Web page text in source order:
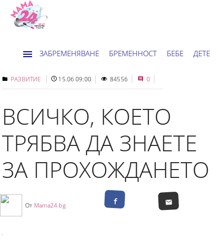
ЗАБРЕМЕНЯВАНЕ БРЕМЕННОСТ БЕБЕ ДЕТЕ
ДОМ НОВИНИ ХОРОСКОП
РАЗВИТИЕ 15.06 09:00 84556 0
ВСИЧКО, КОЕТО
ТРЯБВА ДА ЗНАЕТЕ
ЗА ПРОХОЖДАНЕТО
От Mama24.bg